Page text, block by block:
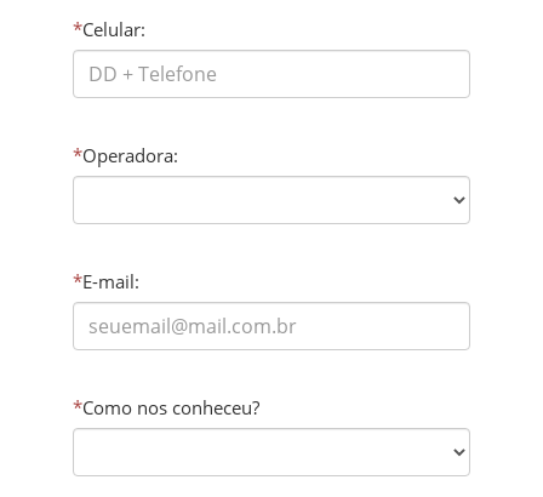
*Celular:
*Operadora:
*E-mail:
*Como nos conheceu?